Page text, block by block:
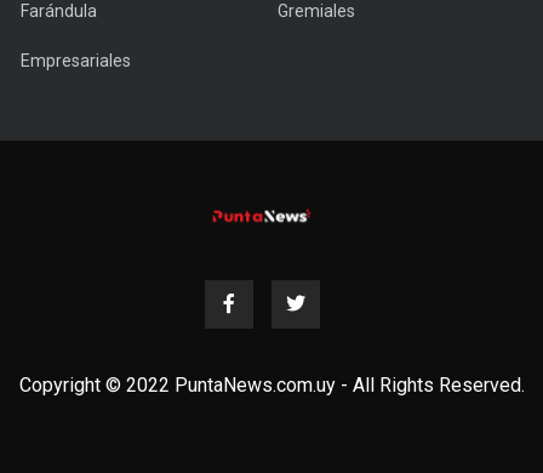
Farándula Gremiales
Empresariales
Copyright © 2022 PuntaNews.com.uy - All Rights Reserved.